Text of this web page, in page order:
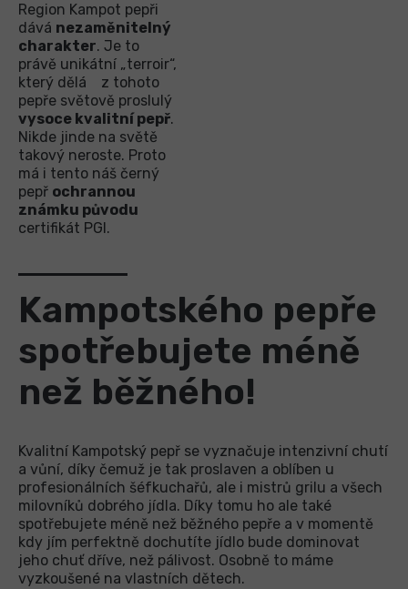
Region Kampot pepři
dává nezaměnitelný
charakter. Je to
právě unikátní „terroir“,
který dělá z tohoto
pepře světově proslulý
vysoce kvalitní pepř.
Nikde jinde na světě
takový neroste. Proto
má i tento náš černý
pepř ochrannou
známku původu
certifikát PGI.
Kampotského pepře
spotřebujete méně
než běžného!
Kvalitní Kampotský pepř se vyznačuje intenzivní chutí
a vůní, díky čemuž je tak proslaven a oblíben u
profesionálních šéfkuchařů, ale i mistrů grilu a všech
milovníků dobrého jídla. Díky tomu ho ale také
spotřebujete méně než běžného pepře a v momentě
kdy jím perfektně dochutíte jídlo bude dominovat
jeho chuť dříve, než pálivost. Osobně to máme
vyzkoušené na vlastních dětech.